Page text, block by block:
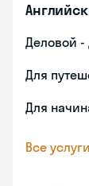
Деловой -
Для
Для
Все